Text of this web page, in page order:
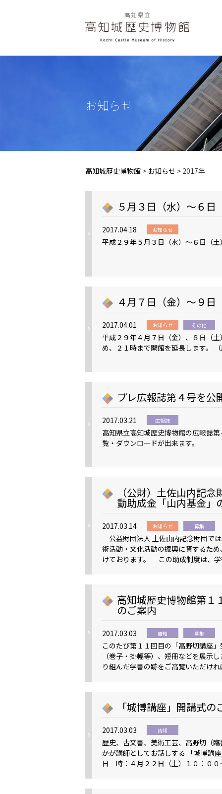
お知らせ
高知城歴史博物館 > お知らせ > 2017年
５月３日（水）～６
2017.04.18 お知らせ
平成２９年５月３日（水）～６日（
４月７日（金）～９
2017.04.01 お知らせ その他
平成２９年４月７日（金）、８日（
め、２１時まで開館を延長します。
プレ広報誌第４号を公
2017.03.21 広報誌
高知県立高知城歴史博物館の広報誌
覧・ダウンロードが出来ます。
（公財）土佐山内記
動助成金「山内基金」
2017.03.14 お知らせ 募集
公益財団法人 土佐山内記念財団で
術活動・文化活動の振興に資するた
けております。 この助成制度は、
高知城歴史博物館第１
のご案内
2017.03.03 告知 募集
このたび第１１回目の「高野切講座
（巻子・掛幅等）、短冊などを展示
り組んだ学書の跡をご高覧いただけ
「城博講座」開講式の
2017.03.03 告知
歴史、古文書、美術工芸、高野切（
かが講師としてお話しする 「城博講
日 時：４月２２日（土）１０：０